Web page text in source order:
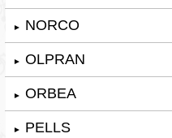
► NORCO
► OLPRAN
► ORBEA
► PELLS